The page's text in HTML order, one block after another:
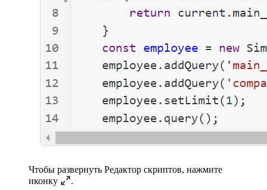
Чтобы развернуть Редактор скриптов, нажмите
иконку
.